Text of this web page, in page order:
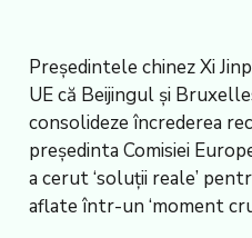
Președintele chinez Xi
UE că Beijingul și
consolideze încrederea
președinta Comisiei
a cerut ‘soluții reale’
aflate într-un ‘moment